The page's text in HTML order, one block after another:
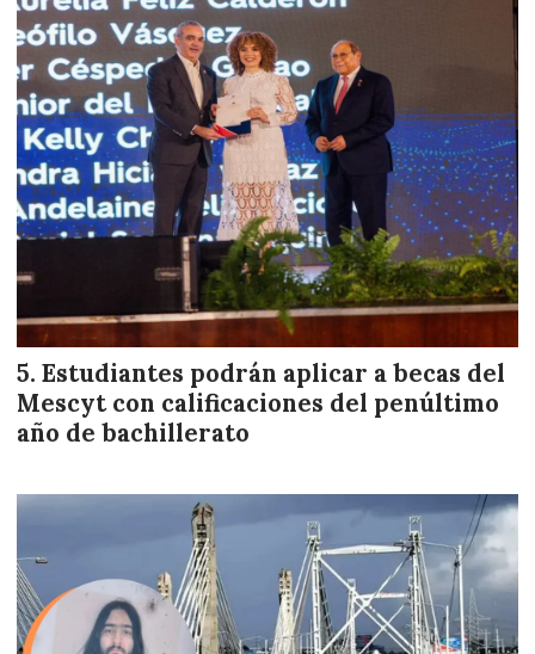
Estudiantes podrán aplicar a becas del
Mescyt con calificaciones del penúltimo
año de bachillerato